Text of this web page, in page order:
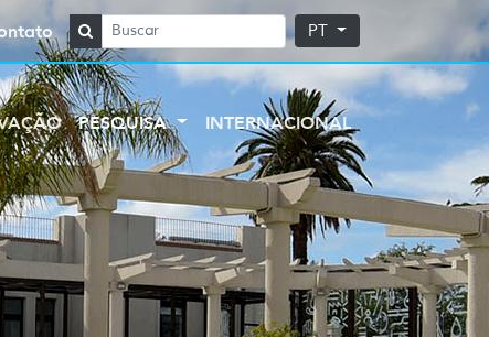
PT
PESQUISA INTERNACIONAL